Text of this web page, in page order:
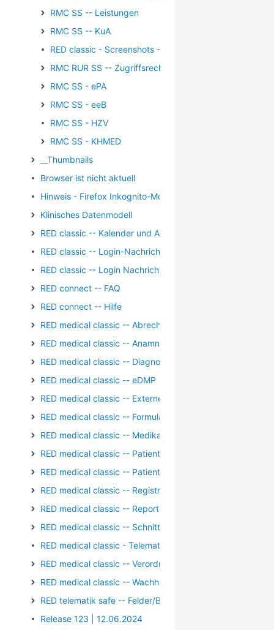
RMC SS -- Leistungen
RMC SS -- KuA
RED classic - Screenshots - Stammdaten
RMC RUR SS -- Zugriffsrechte
RMC SS - ePA
RMC SS - eeB
RMC SS - HZV
RMC SS - KHMED
__Thumbnails
Browser ist nicht aktuell
Hinweis - Firefox Inkognito-Modus
Klinisches Datenmodell
RED classic -- Kalender und Aufgaben
RED classic -- Login-Nachricht
RED classic -- Login Nachricht Archiv
RED connect -- FAQ
RED connect -- Hilfe
RED medical classic -- Abrechnung
RED medical classic -- Anamnese und Befundung
RED medical classic -- Diagnosen
RED medical classic -- eDMP
RED medical classic -- Externe Kommunikation
RED medical classic -- Formulare
RED medical classic -- Medikation
RED medical classic -- Patientengruppen
RED medical classic -- Patienten und Episoden
RED medical classic -- Registrierung/Login
RED medical classic -- Reports und Auswertungen
RED medical classic -- Schnittstellen
RED medical classic - Telematik - Kartenterminal - PIN-
RED medical classic -- Verordnungen
RED medical classic -- Wachhund
RED telematik safe -- Felder/Bilder
Release 123 | 12.06.2024